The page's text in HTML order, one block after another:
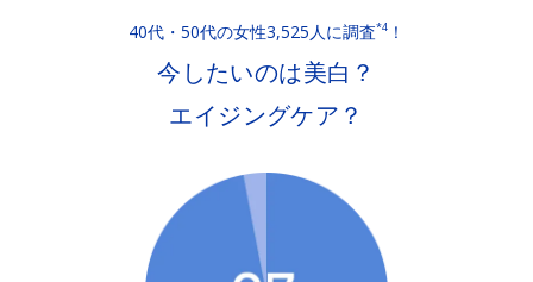
40代・50代の女性3,525人に調査*4 ！
今したいのは美白？
エイジングケア？